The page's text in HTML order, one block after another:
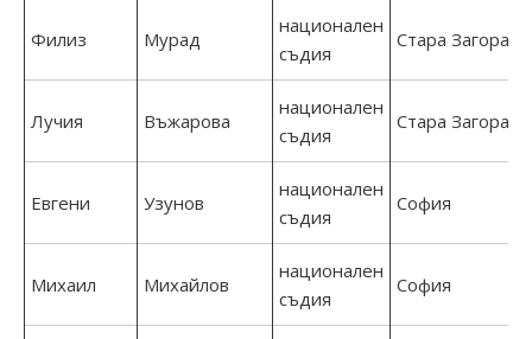
Филиз Мурад
национален
съдия
Стара Загора
Лучия Въжарова
национален
съдия
Стара Загора
Евгени Узунов
национален
съдия
София
Михаил Михайлов
национален
съдия
София